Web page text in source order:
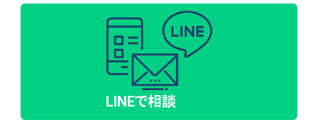
LINEで相談